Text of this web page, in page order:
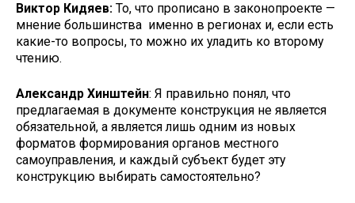
Виктор Кидяев: То, что прописано в законопроекте —
мнение большинства именно в регионах и, если есть
какие-то вопросы, то можно их уладить ко второму
чтению.
Александр Хинштейн: Я правильно понял, что
предлагаемая в документе конструкция не является
обязательной, а является лишь одним из новых
форматов формирования органов местного
самоуправления, и каждый субъект будет эту
конструкцию выбирать самостоятельно?